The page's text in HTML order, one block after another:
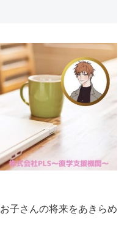
子さんの将来をあきらめ